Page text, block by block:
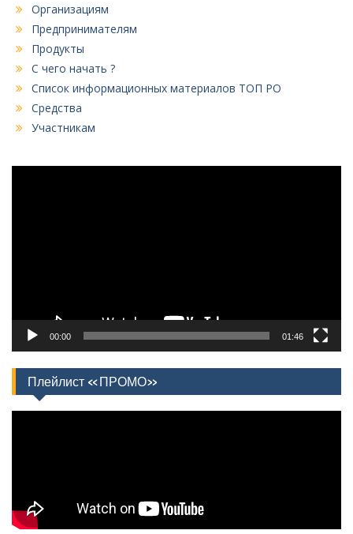
Организациям
Предпринимателям
Продукты
С чего начать ?
Список информационных материалов ТОП РО
Средства
Участникам
00:00 01:46
Плейлист «ПРОМО»